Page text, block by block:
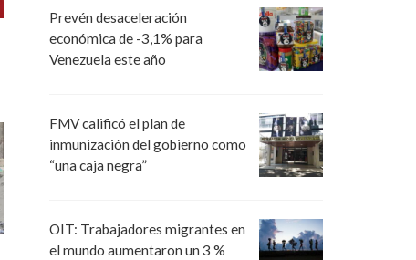
Prevén desaceleración
económica de -3,1% para
Venezuela este año
FMV calificó el plan de
inmunización del gobierno como
“una caja negra”
OIT: Trabajadores migrantes en
el mundo aumentaron un 3 %